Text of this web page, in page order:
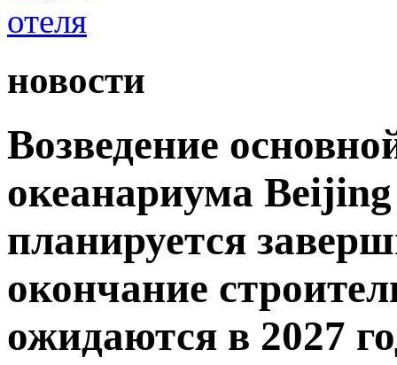
новости
Возведение
океанариума
планируется
окончание
ожидаются в 2027